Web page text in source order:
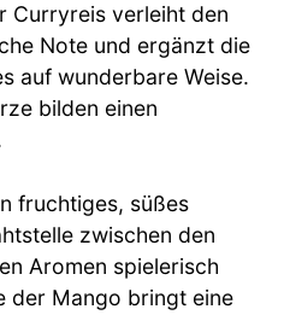
Curryreis verleiht den
Note und ergänzt die
auf wunderbare Weise.
bilden einen
fruchtiges, süßes
zwischen den
Aromen spielerisch
der Mango bringt eine